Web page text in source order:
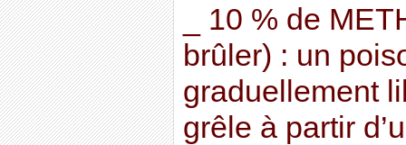
_ 10 % de
brûler) : un
graduellement
grêle à partir